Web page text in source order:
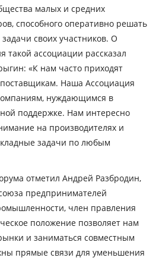
малых и средних
способного оперативно решать
своих участников. О
такой ассоциации рассказал
: «К нам часто приходят
Наша Ассоциация
нуждающимся в
поддержке. Нам интересно
на производителях и
задачи по любым
отметил Андрей Разбродин,
предпринимателей
член правления
положение позволяет нам
и заниматься совместным
прямые связи для уменьшения